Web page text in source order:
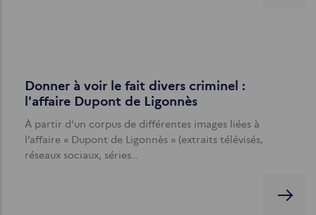
Donner à voir le fait divers criminel :
l'affaire Dupont de Ligonnès
À partir d’un corpus de différentes images liées à
l’affaire « Dupont de Ligonnès » (extraits télévisés,
réseaux sociaux, séries…